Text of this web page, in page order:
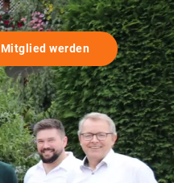
Mitglied werden